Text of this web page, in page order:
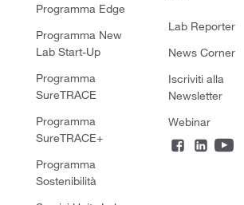
Programma Edge
Programma New
Lab Start-Up
Programma
SureTRACE
Programma
SureTRACE+
Programma
Sostenibilità
Lab Reporter
News Corner
Iscriviti alla
Newsletter
Webinar